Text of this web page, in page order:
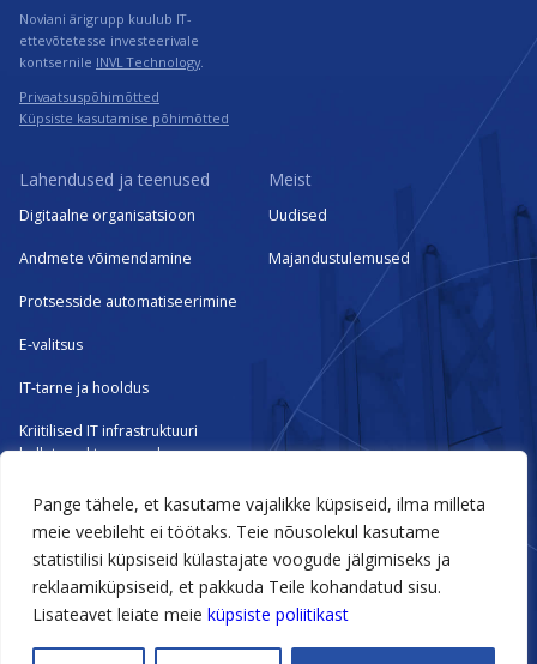
Pange tähele, et kasutame vajalikke küpsiseid, ilma milleta
meie veebileht ei töötaks. Teie nõusolekul kasutame
statistilisi küpsiseid külastajate voogude jälgimiseks ja
reklaamiküpsiseid, et pakkuda Teile kohandatud sisu.
Lisateavet leiate meie küpsiste poliitikast
Noviani ärigrupp kuulub IT-
ettevõtetesse investeerivale
kontsernile INVL Technology.
Privaatsuspõhimõtted
Küpsiste kasutamise põhimõtted
Lahendused ja teenused
Digitaalne organisatsioon
Andmete võimendamine
Protsesside automatiseerimine
E-valitsus
IT-tarne ja hooldus
Kriitilised IT infrastruktuuri
hallatavad teenused
Meist
Uudised
Majandustulemused
Tehtud tööd
Meie kogemused